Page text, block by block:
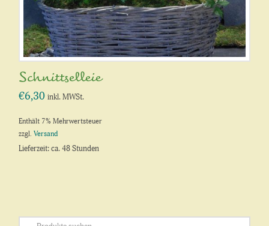
Schnittselleie
€6,30 inkl. MWSt.
Enthält 7% Mehrwertsteuer
zzgl.Versand
Lieferzeit: ca. 48 Stunden
Suchen